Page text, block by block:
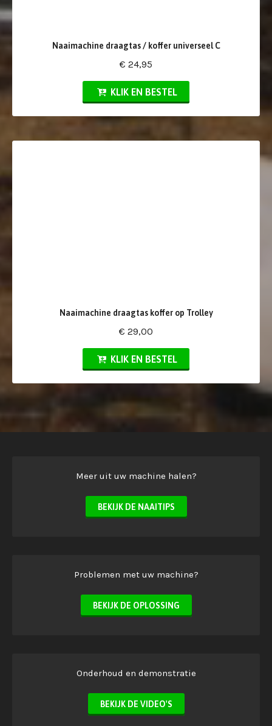
Naaimachine draagtas / koffer universeel C
€ 24,95
KLIK EN BESTEL
Naaimachine draagtas koffer op Trolley
€ 29,00
KLIK EN BESTEL
Meer uit uw machine halen?
BEKIJK DE NAAITIPS
Problemen met uw machine?
BEKIJK DE OPLOSSING
Onderhoud en demonstratie
BEKIJK DE VIDEO'S